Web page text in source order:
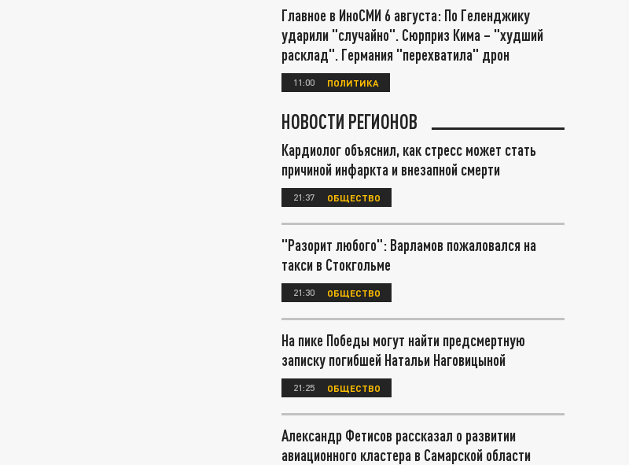
Главное в ИноСМИ 6 августа: По Геленджику
ударили "случайно". Сюрприз Кима – "худший
расклад". Германия "перехватила" дрон
11:00 ПОЛИТИКА
НОВОСТИ РЕГИОНОВ
Кардиолог объяснил, как стресс может стать
причиной инфаркта и внезапной смерти
21:37 ОБЩЕСТВО
"Разорит любого": Варламов пожаловался на
такси в Стокгольме
21:30 ОБЩЕСТВО
На пике Победы могут найти предсмертную
записку погибшей Натальи Наговицыной
21:25 ОБЩЕСТВО
Александр Фетисов рассказал о развитии
авиационного кластера в Самарской области